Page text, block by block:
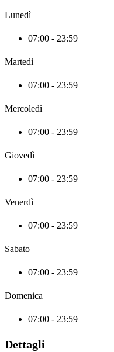
Lunedì
07:00 - 23:59
Martedì
07:00 - 23:59
Mercoledì
07:00 - 23:59
Giovedì
07:00 - 23:59
Venerdì
07:00 - 23:59
Sabato
07:00 - 23:59
Domenica
07:00 - 23:59
Dettagli